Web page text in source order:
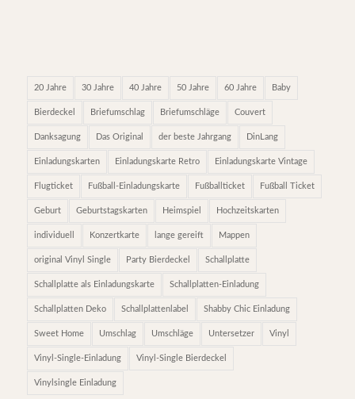
20 Jahre 30 Jahre 40 Jahre 50 Jahre 60 Jahre Baby
Bierdeckel Briefumschlag Briefumschläge Couvert
Danksagung Das Original der beste Jahrgang DinLang
Einladungskarten Einladungskarte Retro Einladungskarte Vintage
Flugticket Fußball-Einladungskarte Fußballticket Fußball Ticket
Geburt Geburtstagskarten Heimspiel Hochzeitskarten
individuell Konzertkarte lange gereift Mappen
original Vinyl Single Party Bierdeckel Schallplatte
Schallplatte als Einladungskarte Schallplatten-Einladung
Schallplatten Deko Schallplattenlabel Shabby Chic Einladung
Sweet Home Umschlag Umschläge Untersetzer Vinyl
Vinyl-Single-Einladung Vinyl-Single Bierdeckel
Vinylsingle Einladung